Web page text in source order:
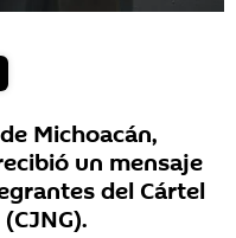
Michoacán,
un mensaje
del Cártel